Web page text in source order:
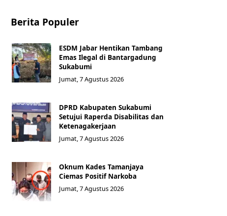
Berita Populer
ESDM Jabar Hentikan Tambang
Emas Ilegal di Bantargadung
Sukabumi
Jumat, 7 Agustus 2026
DPRD Kabupaten Sukabumi
Setujui Raperda Disabilitas dan
Ketenagakerjaan
Jumat, 7 Agustus 2026
Oknum Kades Tamanjaya
Ciemas Positif Narkoba
Jumat, 7 Agustus 2026